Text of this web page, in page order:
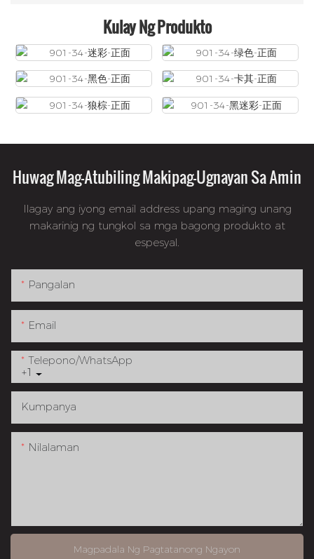
Kulay Ng Produkto
Huwag Mag-Atubiling Makipag-Ugnayan Sa Amin
Ilagay ang iyong email address upang maging unang
makarinig ng tungkol sa mga bagong produkto at
espesyal.
Pangalan
Email
+1
Telepono/whatsApp
Kumpanya
Nilalaman
Magpadala Ng Pagtatanong Ngayon